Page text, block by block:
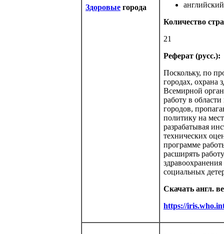
Здоровые города
Количество
21
Реферат (русс.):
Поскольку, по
городах, охрана
Всемирной
работу в
городов,
политику на
разрабатывая
технических
программе
расширять
социальных
Скачать англ.
https://